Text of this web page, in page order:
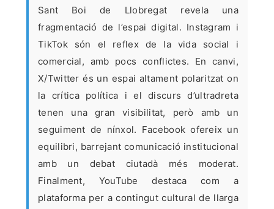
Sant Boi de Llobregat revela una
fragmentació de l’espai digital. Instagram i
TikTok són el reflex de la vida social i
comercial, amb pocs conflictes. En canvi,
X/Twitter és un espai altament polaritzat on
la crítica política i el discurs d’ultradreta
tenen una gran visibilitat, però amb un
seguiment de nínxol. Facebook ofereix un
equilibri, barrejant comunicació institucional
amb un debat ciutadà més moderat.
Finalment, YouTube destaca com a
plataforma per a contingut cultural de llarga